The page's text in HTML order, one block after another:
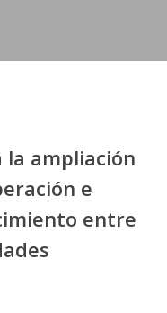
la ampliación
e
entre